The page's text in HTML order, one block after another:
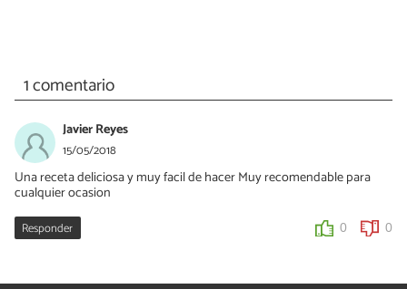
1 comentario
Javier Reyes
15/05/2018
Una receta deliciosa y muy facil de hacer Muy recomendable para
cualquier ocasion
Responder 0 0